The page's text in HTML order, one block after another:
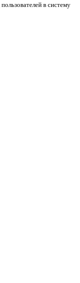
пользователей в систему